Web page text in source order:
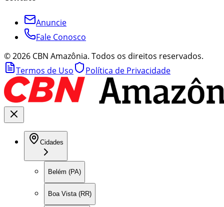
Anuncie
Fale Conosco
©2026 CBN Amazônia. Todos os direitos reservados.
Termos de Uso
Política de Privacidade
Cidades
Belém (PA)
Boa Vista (RR)